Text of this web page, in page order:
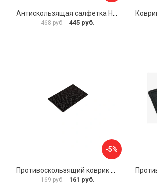
468 руб. 445 руб.
-5%
169 руб. 161 руб.